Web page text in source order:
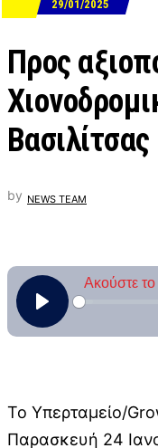
29/01/2025
Προς
Βασιλίτσας
by NEWS TEAM
Το Υπερταμείο/
Παρασκευή 24